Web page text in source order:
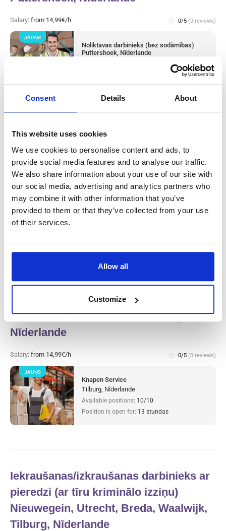
Consent Details About
This website uses cookies
We use cookies to personalise content and ads, to
provide social media features and to analyse our traffic.
We also share information about your use of our site with
our social media, advertising and analytics partners who
may combine it with other information that you’ve
provided to them or that they’ve collected from your use
of their services.
Allow all
Customize
Salary: from 14,99€/h star_border 0/5 (0 reviews)
Noliktavas darbinieks (bez sodāmības)
Puttershoek, Nīderlande
Position is open for:11 stundas
JAUNS
Metal production worker (with
experience) Westerhaar, Nīderlande
Salary:from 14,99€/h star_border 0/5(0 reviews)
Metal production worker (with
Position is open for:12 stundas
Warehouse worker sorter Tilburg,
Nīderlande
Salary: from 14,99€/h star_border 0/5 (0 reviews)
Knapen Service
Tilburg, Nīderlande
Available positions: 10/10
Position is open for: 13 stundas
JAUNS
Iekraušanas/izkraušanas darbinieks ar
pieredzi (ar tīru kriminālo izziņu)
Nieuwegein, Utrecht, Breda, Waalwijk,
Tilburg, Nīderlande